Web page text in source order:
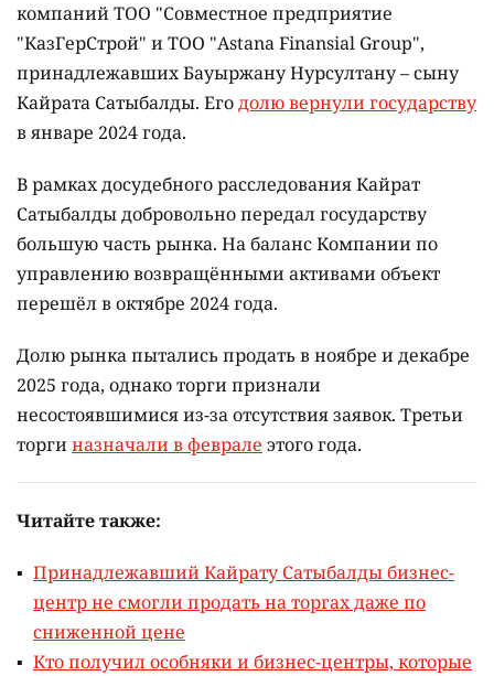
компаний ТОО "Совместное предприятие
"КазГерСтрой" и ТОО "Astana Finansial Group",
принадлежавших Бауыржану Нурсултану – сыну
Кайрата Сатыбалды. Егодолю вернули государству
в январе 2024 года.
В рамках досудебного расследования Кайрат
Сатыбалды добровольно передал государству
большую часть рынка. На баланс Компании по
управлению возвращёнными активами объект
перешёл в октябре 2024 года.
Долю рынка пытались продать в ноябре и декабре
2025 года, однако торги признали
несостоявшимися из-за отсутствия заявок. Третьи
торгиназначали в феврале этого года.
Читайте также:
Принадлежавший Кайрату Сатыбалды бизнес-
центр не смогли продать на торгах даже по
сниженной цене
Кто получил особняки и бизнес-центры, которые